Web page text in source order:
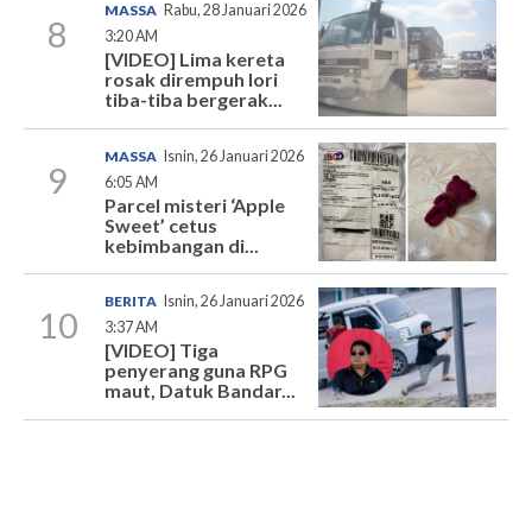
8
MASSA Rabu, 28 Januari 2026
3:20 AM
[VIDEO] Lima kereta
rosak dirempuh lori
tiba-tiba bergerak...
9
MASSA
Isnin, 26 Januari 2026
6:05 AM
Parcel misteri ‘Apple
Sweet’ cetus
kebimbangan di...
10
BERITA
Isnin, 26 Januari 2026
3:37 AM
[VIDEO] Tiga
penyerang guna RPG
maut, Datuk Bandar...